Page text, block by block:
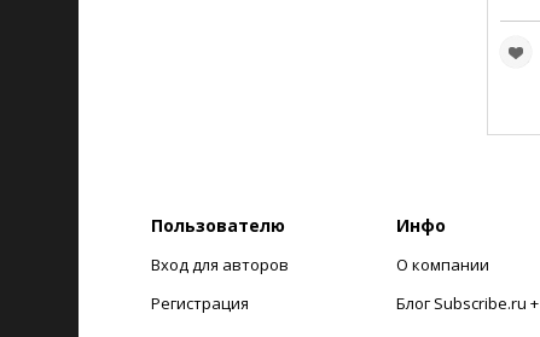
Пользователю
Вход для авторов
Регистрация
Инфо
О компании
Блог Subscribe.ru +